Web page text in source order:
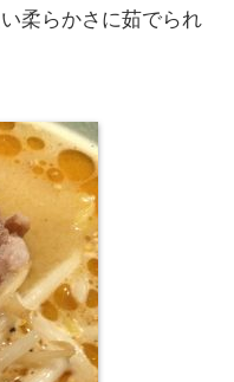
柔らかさに茹でられ